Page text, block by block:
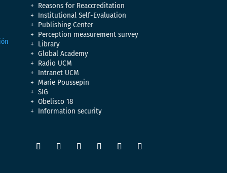
Reasons for Reaccreditation
Institutional Self-Evaluation
Publishing Center
Perception measurement survey
Library
Global Academy
Radio UCM
Intranet UCM
Marie Poussepin
SIG
Obelisco 18
Information security